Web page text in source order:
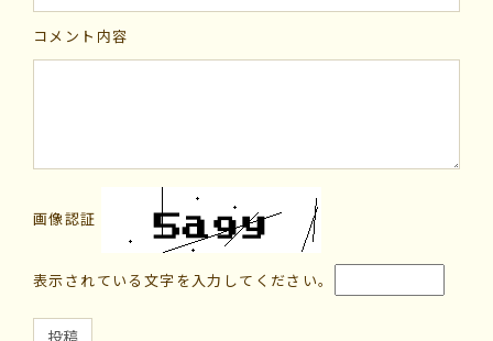
コメント内容
画像認証
表示されている文字を入力してください。